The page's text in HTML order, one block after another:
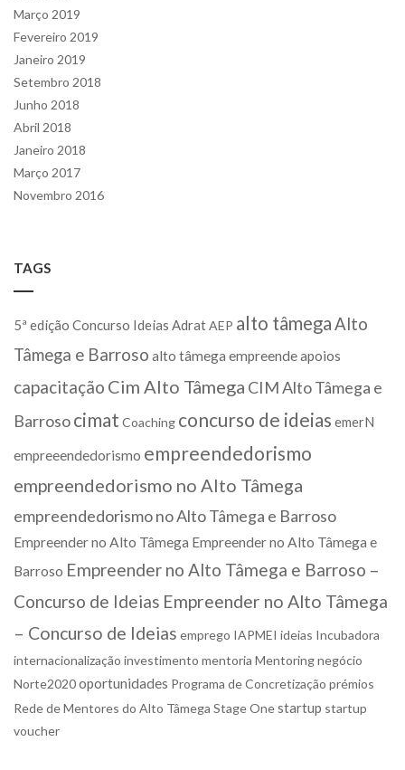
Março 2019
Fevereiro 2019
Janeiro 2019
Setembro 2018
Junho 2018
Abril 2018
Janeiro 2018
Março 2017
Novembro 2016
TAGS
5ª edição Concurso Ideias AdratAEP alto tâmegaAlto
Tâmega e Barroso alto tâmega empreendeapoios
capacitação Cim Alto Tâmega CIM Alto Tâmega e
Barrosocimat Coaching concurso de ideias emerN
empreeendedorismo empreendedorismo
empreendedorismo no Alto Tâmega
empreendedorismo no Alto Tâmega e Barroso
Empreender no Alto Tâmega Empreender no Alto Tâmega e
Barroso Empreender no Alto Tâmega e Barroso –
Concurso de Ideias Empreender no Alto Tâmega
– Concurso de Ideias emprego IAPMEI ideias Incubadora
internacionalização investimento mentoria Mentoringnegócio
Norte2020oportunidades Programa de Concretização prémios
Rede de Mentores do Alto Tâmega Stage Onestartup startup
voucher